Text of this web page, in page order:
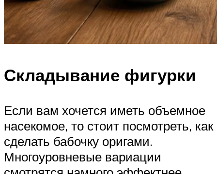
Складывание фигурки
Если вам хочется иметь объемное
насекомое, то стоит посмотреть, как
сделать бабочку оригами.
Многоуровневые вариации